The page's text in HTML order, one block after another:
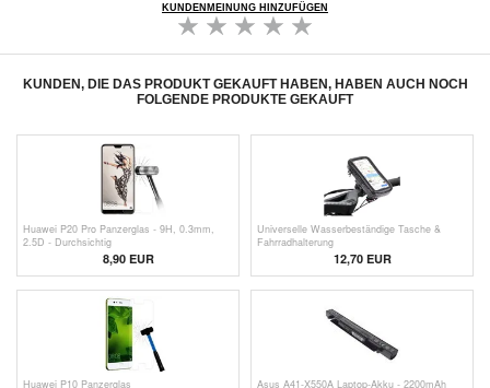
KUNDENMEINUNG HINZUFÜGEN
KUNDEN, DIE DAS PRODUKT GEKAUFT HABEN, HABEN AUCH NOCH
FOLGENDE PRODUKTE GEKAUFT
Huawei P20 Pro Panzerglas - 9H, 0.3mm,
2.5D - Durchsichtig
8,90 EUR
Universelle Wasserbeständige Tasche &
Fahrradhalterung
12,70 EUR
Huawei P10 Panzerglas Asus A41-X550A Laptop-Akku - 2200mAh